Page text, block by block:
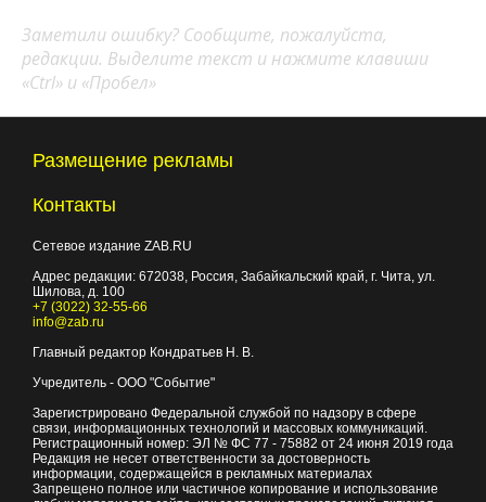
Заметили ошибку? Сообщите, пожалуйста,
редакции. Выделите текст и нажмите клавиши
«Ctrl» и «Пробел»
Размещение рекламы
Контакты
Сетевое издание ZAB.RU
Адрес редакции: 672038, Россия, Забайкальский край, г. Чита, ул.
Шилова, д. 100
+7 (3022) 32-55-66
info@zab.ru
Главный редактор Кондратьев Н. В.
Учредитель - ООО "Событие"
Зарегистрировано Федеральной службой по надзору в сфере
связи, информационных технологий и массовых коммуникаций.
Регистрационный номер: ЭЛ № ФС 77 - 75882 от 24 июня 2019 года
Редакция не несет ответственности за достоверность
информации, содержащейся в рекламных материалах
Запрещено полное или частичное копирование и использование